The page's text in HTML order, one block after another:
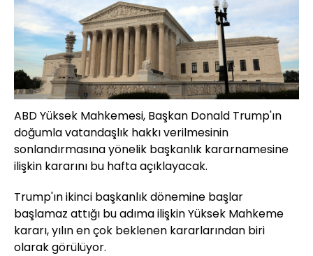
ABD Yüksek Mahkemesi, Başkan Donald Trump'ın
doğumla vatandaşlık hakkı verilmesinin
sonlandırmasına yönelik başkanlık kararnamesine
ilişkin kararını bu hafta açıklayacak.
Trump'ın ikinci başkanlık dönemine başlar
başlamaz attığı bu adıma ilişkin Yüksek Mahkeme
kararı, yılın en çok beklenen kararlarından biri
olarak görülüyor.